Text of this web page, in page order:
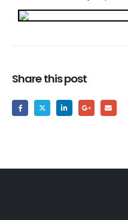
Share this post